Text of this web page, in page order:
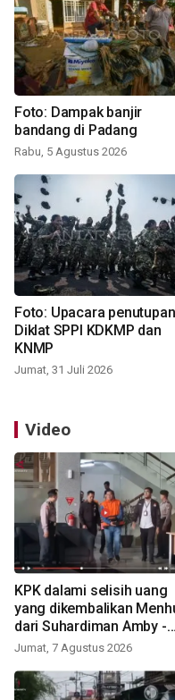
Foto: Dampak banjir
bandang di Padang
Rabu, 5 Agustus 2026
Foto: Upacara penutupan
Diklat SPPI KDKMP dan
KNMP
Jumat, 31 Juli 2026
Video
KPK dalami selisih uang
yang dikembalikan
dari Suhardiman Amby -
VIDEO
Jumat, 7 Agustus 2026